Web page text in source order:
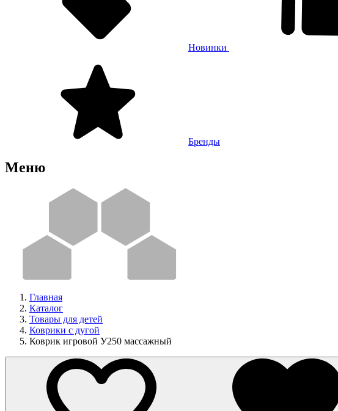
Новинки
Бренды
Меню
Главная
Каталог
Товары для детей
Коврики с дугой
Коврик игровой У250 массажный